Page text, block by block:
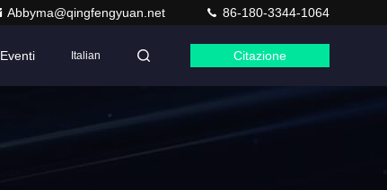
Abbyma@qingfengyuan.net 86-180-3344-1064
Eventi Italian Citazione